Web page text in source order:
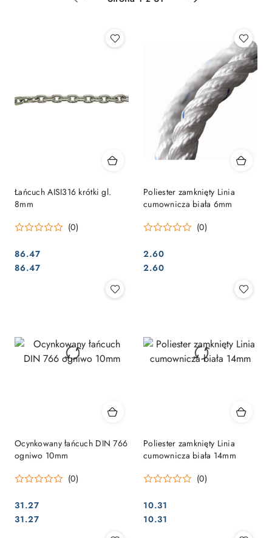
Łańcuch AISI316 krótki gl.
8mm
(0)
Cena:
86.47
Cena:
86.47
Poliester zamknięty Linia
cumownicza biała 6mm
(0)
Cena:
2.60
Cena:
2.60
Ocynkowany łańcuch DIN 766
ogniwo 10mm
(0)
Cena:
31.27
Cena:
31.27
Poliester zamknięty Linia
cumownicza biała 14mm
(0)
Cena:
10.31
Cena:
10.31